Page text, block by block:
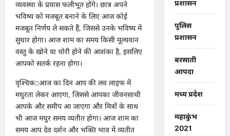
व्यवस्था के प्रयास फलीभूत होंगे। छात्र अपने
भविष्य को मजबूत बनाने के लिए आज कोई
मजबूत निर्णय ले सकते हैं, जिससे उनके भविष्य में
सुधार होगा। आज शाम का समय किसी मूल्यवान
वस्तु के खोने या चोरी होने की आशंका है, इसलिए
आपको सतर्क रहना होगा।
वृश्चिक::आज का दिन आप की लव लाइफ में
मधुरता लेकर आएगा, जिससे आपका जीवनसाथी
आपके और समीप आ जाएगा और मित्रों के साथ
भी आज मधुर समय व्यतीत होगा। आज शाम का
समय आप देव दर्शन और भक्ति भाव में व्यतीत
प्रशासन
पुलिस
प्रशासन
बरसाती
आपदा
मध्य प्रदेश
महाकुंभ
2021